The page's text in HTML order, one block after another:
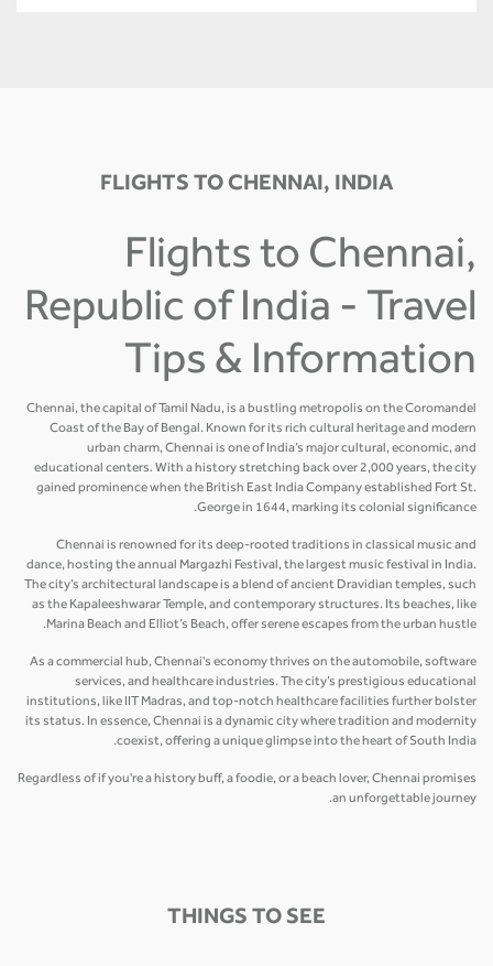
FLIGHTS TO CHENNAI, INDIA
Flights to Chennai,
Republic of India - Travel
Tips & Information
Chennai, the capital of Tamil Nadu, is a bustling metropolis on the Coromandel
Coast of the Bay of Bengal. Known for its rich cultural heritage and modern
urban charm, Chennai is one of India’s major cultural, economic, and
educational centers. With a history stretching back over 2,000 years, the city
gained prominence when the British East India Company established Fort St.
George in 1644, marking its colonial significance.
Chennai is renowned for its deep-rooted traditions in classical music and
dance, hosting the annual Margazhi Festival, the largest music festival in India.
The city’s architectural landscape is a blend of ancient Dravidian temples, such
as the Kapaleeshwarar Temple, and contemporary structures. Its beaches, like
Marina Beach and Elliot’s Beach, offer serene escapes from the urban hustle.
As a commercial hub, Chennai's economy thrives on the automobile, software
services, and healthcare industries. The city’s prestigious educational
institutions, like IIT Madras, and top-notch healthcare facilities further bolster
its status. In essence, Chennai is a dynamic city where tradition and modernity
coexist, offering a unique glimpse into the heart of South India.
Regardless of if you're a history buff, a foodie, or a beach lover, Chennai promises
an unforgettable journey.
THINGS TO SEE